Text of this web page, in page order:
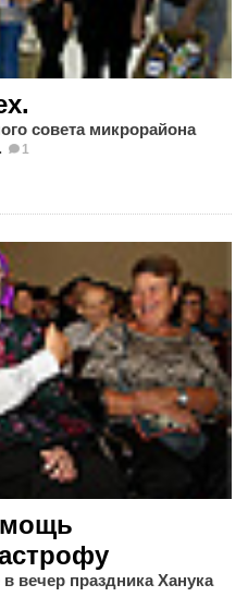
совета микрорайона
1
вечер праздника Ханука